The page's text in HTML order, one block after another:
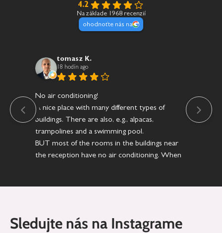
4.2
Na základe 1968 recenzií
ohodnoťte nás na
tomasz K.
18 hodín ago
No air conditioning!
A nice place with many different types of
buildings. There are also, e.g., alpacas,
trampolines and a swimming pool.
BUT most of the rooms in the buildings near
the reception have no air conditioning. When
že
Sledujte nás na Instagrame